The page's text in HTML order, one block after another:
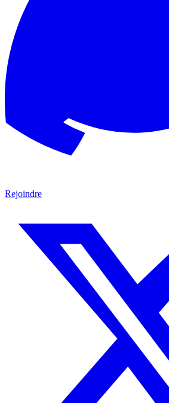
Rejoindre